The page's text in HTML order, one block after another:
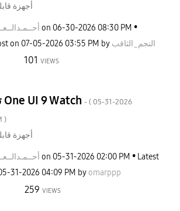
أجهزة
on ‎06-30-2026 08:30 PM
on ‎07-05-2026 03:55 PM by النجم_الثاقب
101 VIEWS
تحديث One UI 9 Watch - ( ‎05-31-2026
)
أجهزة
on ‎05-31-2026 02:00 PM
Latest
31-2026 04:09 PM by omarppp
259 VIEWS